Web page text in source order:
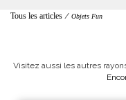
Tous les articles / Objets Fun
Visitez aussi les autres